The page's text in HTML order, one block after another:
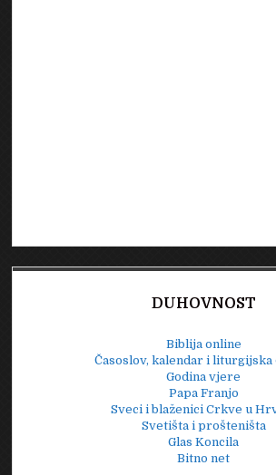
DUHOVNOST
Biblija online
Časoslov, kalendar i liturgijska
Godina vjere
Papa Franjo
Sveci i blaženici Crkve u
Svetišta i prošteništa
Glas Koncila
Bitno net